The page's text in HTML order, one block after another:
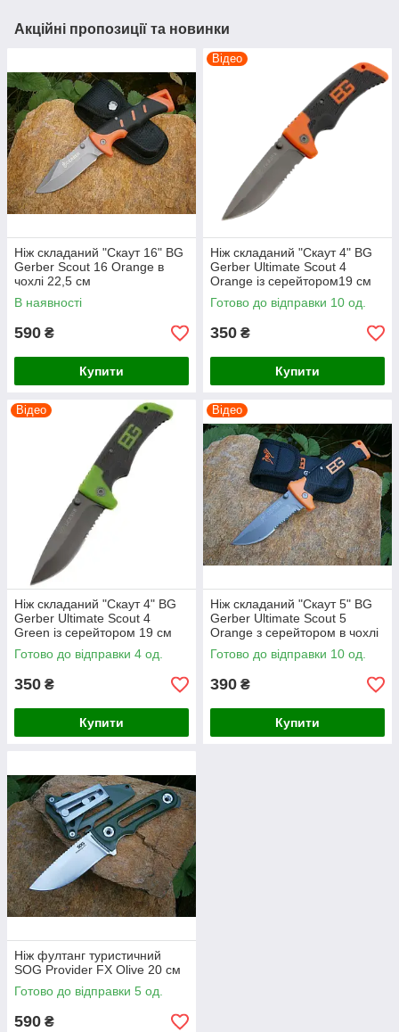
Акційні пропозиції та новинки
Ніж складаний "Скаут 16" BG
Gerber Scout 16 Оrange в
чохлі 22,5 см
В наявності
590 ₴
Купити
Відео
Ніж складаний "Скаут 4" BG
Gerber Ultimate Scout 4
Оrange із серейтором19 см
Готово до відправки 10 од.
350 ₴
Купити
Відео
Ніж складаний "Скаут 4" BG
Gerber Ultimate Scout 4
Green із серейтором 19 см
Готово до відправки 4 од.
350 ₴
Купити
Відео
Ніж складаний "Скаут 5" BG
Gerber Ultimate Scout 5
Оrange з серейтором в чохлі
21,5 см
Готово до відправки 10 од.
390 ₴
Купити
Ніж фултанг туристичний
SOG Provider FX Olive 20 см
Готово до відправки 5 од.
590 ₴